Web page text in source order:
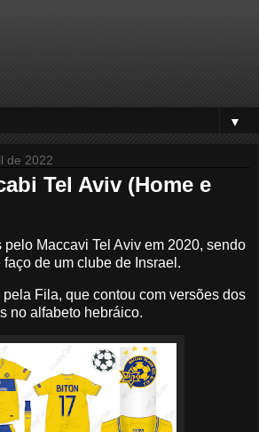
▼
de 2022
Tel Aviv (Home e
pelo Maccavi Tel Aviv em 2020, sendo
de um clube de Insrael.
Fila, que contou com versões dos
no alfabeto hebráico.